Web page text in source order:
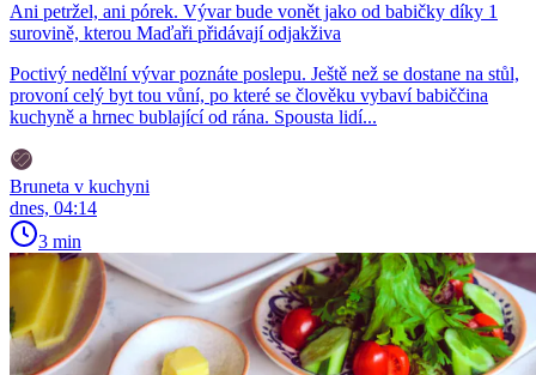
Ani petržel, ani pórek. Vývar bude vonět jako od babičky díky 1
surovině, kterou Maďaři přidávají odjakživa
Poctivý nedělní vývar poznáte poslepu. Ještě než se dostane na stůl,
provoní celý byt tou vůní, po které se člověku vybaví babiččina
kuchyně a hrnec bublající od rána. Spousta lidí...
Bruneta v kuchyni
dnes, 04:14
3 min